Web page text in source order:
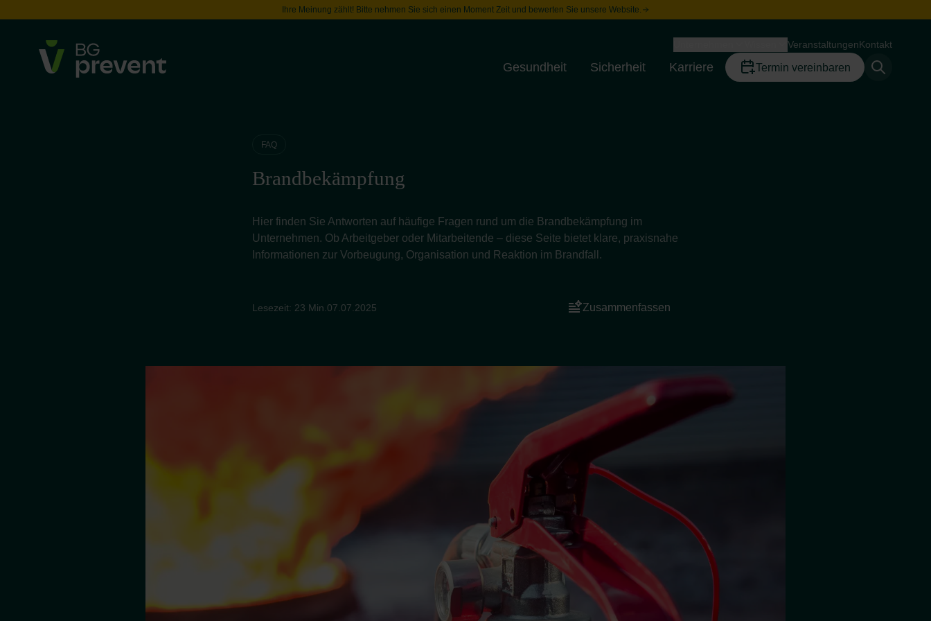
Ihre Meinung zählt! Bitte nehmen Sie sich einen Moment Zeit und bewerten Sie unsere Website.
Toggle menu Toggle menu
VeranstaltungenKontakt
Gesundheit
Sicherheit
Karriere
Toggle menu
Termin vereinbaren
FAQ
Brandbekämpfung
Hier finden Sie Antworten auf häufige Fragen rund um die Brandbekämpfung im
Unternehmen. Ob Arbeitgeber oder Mitarbeitende – diese Seite bietet klare, praxisnahe
Informationen zur Vorbeugung, Organisation und Reaktion im Brandfall.
Lesezeit: 23 Min. 07.07.2025 Zusammenfassen